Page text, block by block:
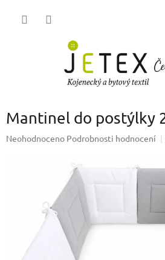
Mantinel do postýlky
Průměrné
hvězdiček.
Neohodnoceno Podrobnosti hodnocení